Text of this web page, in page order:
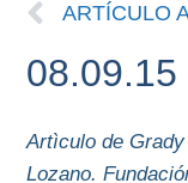
08.09.15
Artìculo de
Lozano.